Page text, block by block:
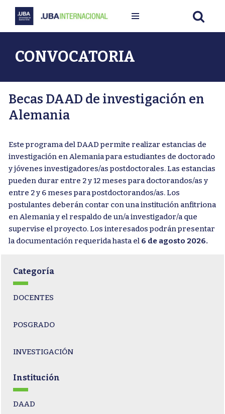
contenido
CONVOCATORIA
Becas DAAD de investigación en
Alemania
Este programa del DAAD permite realizar estancias de
investigación en Alemania para estudiantes de doctorado
y jóvenes investigadores/as postdoctorales. Las estancias
pueden durar entre 2 y 12 meses para doctorandos/as y
entre 2 y 6 meses para postdoctorandos/as. Los
postulantes deberán contar con una institución anfitriona
en Alemania y el respaldo de un/a investigador/a que
supervise el proyecto. Los interesados podrán presentar
la documentación requerida hasta el 6 de agosto 2026.
Categoría
DOCENTES
POSGRADO
INVESTIGACIÓN
Institución
DAAD